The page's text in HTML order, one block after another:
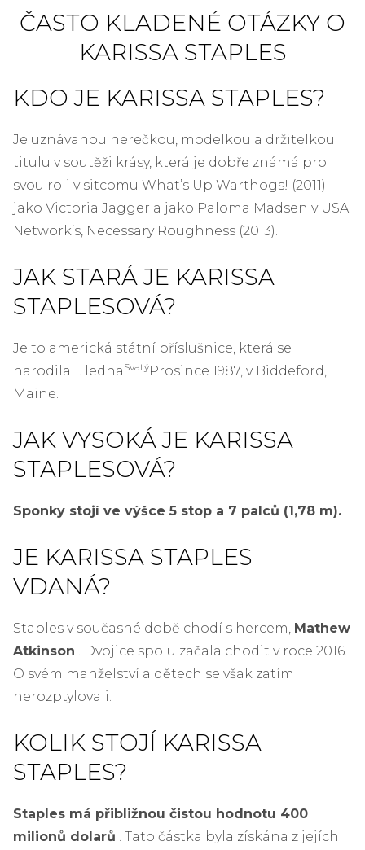
ČASTO KLADENÉ OTÁZKY O
KARISSA STAPLES
KDO JE KARISSA STAPLES?
Je uznávanou herečkou, modelkou a držitelkou
titulu v soutěži krásy, která je dobře známá pro
svou roli v sitcomu What’s Up Warthogs! (2011)
jako Victoria Jagger a jako Paloma Madsen v USA
Network’s, Necessary Roughness (2013).
JAK STARÁ JE KARISSA
STAPLESOVÁ?
Je to americká státní příslušnice, která se
narodila 1. ledna SvatýProsince 1987, v Biddeford,
Maine.
JAK VYSOKÁ JE KARISSA
STAPLESOVÁ?
Sponky stojí ve výšce 5 stop a 7 palců (1,78 m).
JE KARISSA STAPLES
VDANÁ?
Staples v současné době chodí s hercem, Mathew
Atkinson . Dvojice spolu začala chodit v roce 2016.
O svém manželství a dětech se však zatím
nerozptylovali.
KOLIK STOJÍ KARISSA
STAPLES?
Staples má přibližnou čistou hodnotu 400
milionů dolarů . Tato částka byla získána z jejích